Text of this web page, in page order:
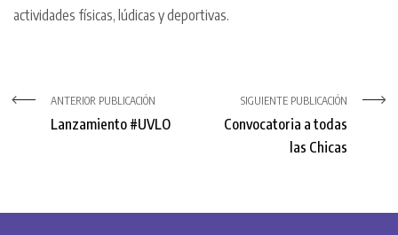
actividades físicas, lúdicas y deportivas.
ANTERIOR PUBLICACIÓN
Lanzamiento #UVLO
SIGUIENTE PUBLICACIÓN
Convocatoria a todas
las Chicas